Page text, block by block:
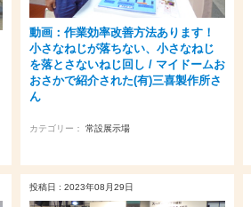
動画：作業効率改善方法あります！
小さなねじが落ちない、小さなねじ
を落とさないねじ回し / マイドームお
おさかで紹介された(有)三喜製作所さ
ん
カテゴリー： 常設展示場
投稿日 : 2023年08月29日